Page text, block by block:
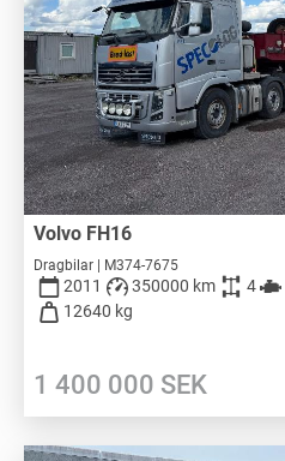
Volvo FH16
Dragbilar | M374-7675
2011 350000 km 4
12640 kg
1 400 000 SEK